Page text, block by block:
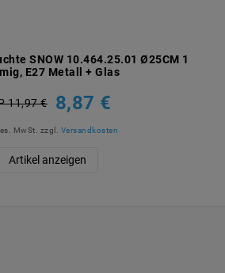
SNOW 10.464.25.01 Ø25CM 1
E27 Metall + Glas
11,97 € 8,87 €
MwSt. zzgl. Versandkosten
Artikel anzeigen